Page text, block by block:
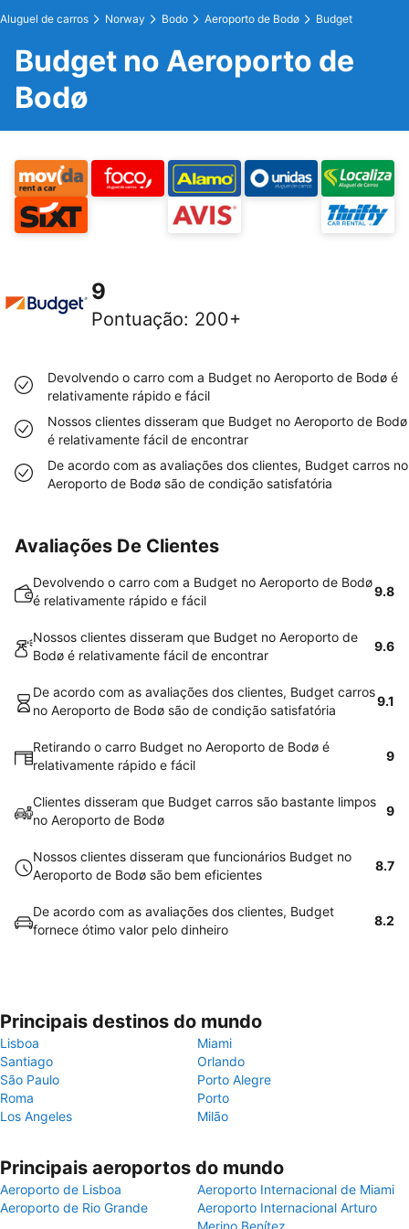
Aluguel de carros Norway Bodo Aeroporto de Bodø Budget
Budget no Aeroporto de
Bodø
9
Pontuação: 200+
Devolvendo o carro com a Budget no Aeroporto de Bodø é
relativamente rápido e fácil
Nossos clientes disseram que Budget no Aeroporto de Bodø
é relativamente fácil de encontrar
De acordo com as avaliações dos clientes, Budget carros no
Aeroporto de Bodø são de condição satisfatória
Avaliações De Clientes
Devolvendo o carro com a Budget no Aeroporto de Bodø
é relativamente rápido e fácil
9.8
Nossos clientes disseram que Budget no Aeroporto de
Bodø é relativamente fácil de encontrar
9.6
De acordo com as avaliações dos clientes, Budget carros
no Aeroporto de Bodø são de condição satisfatória
9.1
Retirando o carro Budget no Aeroporto de Bodø é
relativamente rápido e fácil
9
Clientes disseram que Budget carros são bastante limpos
no Aeroporto de Bodø
9
Nossos clientes disseram que funcionários Budget no
Aeroporto de Bodø são bem eficientes
8.7
De acordo com as avaliações dos clientes, Budget
fornece ótimo valor pelo dinheiro
8.2
Principais destinos do mundo
Lisboa
Miami
Santiago
Orlando
São Paulo
Porto Alegre
Roma
Porto
Los Angeles
Milão
Principais aeroportos do mundo
Aeroporto de Lisboa
Aeroporto Internacional de Miami
Aeroporto de Rio Grande
Aeroporto Internacional Arturo
Merino Benítez